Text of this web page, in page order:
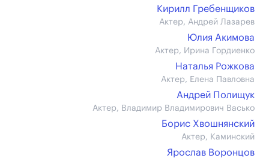
Кирилл Гребенщиков
Актер, Андрей Лазарев
Юлия Акимова
Актер, Ирина Гордиенко
Наталья Рожкова
Актер, Елена Павловна
Андрей Полищук
Актер, Владимир Владимирович Васько
Борис Хвошнянский
Актер, Каминский
Ярослав Воронцов